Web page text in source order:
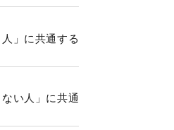
」に共通する
い人」に共通